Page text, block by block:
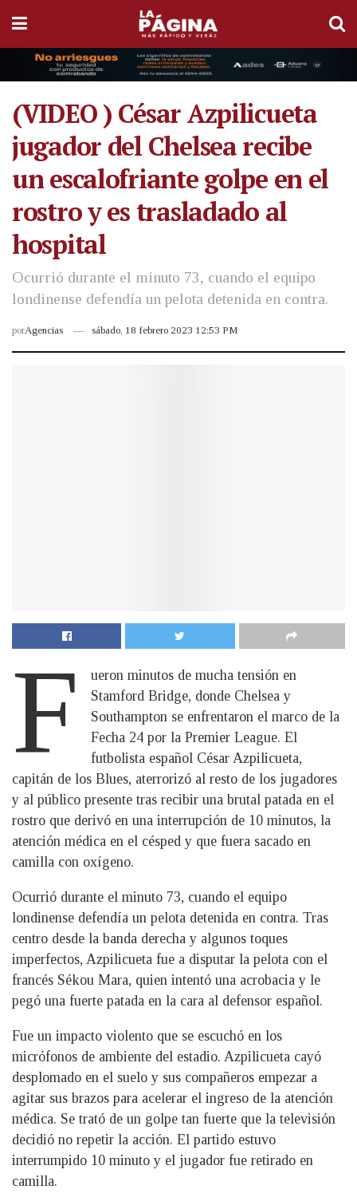
(VIDEO ) César Azpilicueta
jugador del Chelsea recibe
un escalofriante golpe en el
rostro y es trasladado al
hospital
Ocurrió durante el minuto 73, cuando el equipo
londinense defendía un pelota detenida en contra.
porAgencias sábado, 18 febrero 2023 12:53 PM
F
ueron minutos de mucha tensión en
Stamford Bridge, donde Chelsea y
Southampton se enfrentaron el marco de la
Fecha 24 por la Premier League. El
futbolista español César Azpilicueta,
capitán de los Blues, aterrorizó al resto de los jugadores
y al público presente tras recibir una brutal patada en el
rostro que derivó en una interrupción de 10 minutos, la
atención médica en el césped y que fuera sacado en
camilla con oxígeno.
Ocurrió durante el minuto 73, cuando el equipo
londinense defendía un pelota detenida en contra. Tras
centro desde la banda derecha y algunos toques
imperfectos, Azpilicueta fue a disputar la pelota con el
francés Sékou Mara, quien intentó una acrobacia y le
pegó una fuerte patada en la cara al defensor español.
Fue un impacto violento que se escuchó en los
micrófonos de ambiente del estadio. Azpilicueta cayó
desplomado en el suelo y sus compañeros empezar a
agitar sus brazos para acelerar el ingreso de la atención
médica. Se trató de un golpe tan fuerte que la televisión
decidió no repetir la acción. El partido estuvo
interrumpido 10 minuto y el jugador fue retirado en
camilla.